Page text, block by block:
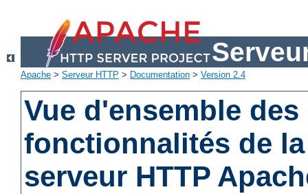
Apache > Serveur HTTP > Documentation > Version 2.4
Vue d'ensemble
fonctionnalités de
serveur HTTP